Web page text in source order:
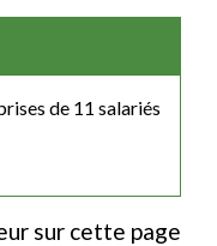
de 11 salariés
sur cette page